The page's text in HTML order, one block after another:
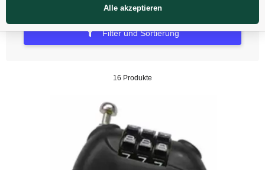
Filter und Sortierung
16 Produkte
Alle akzeptieren